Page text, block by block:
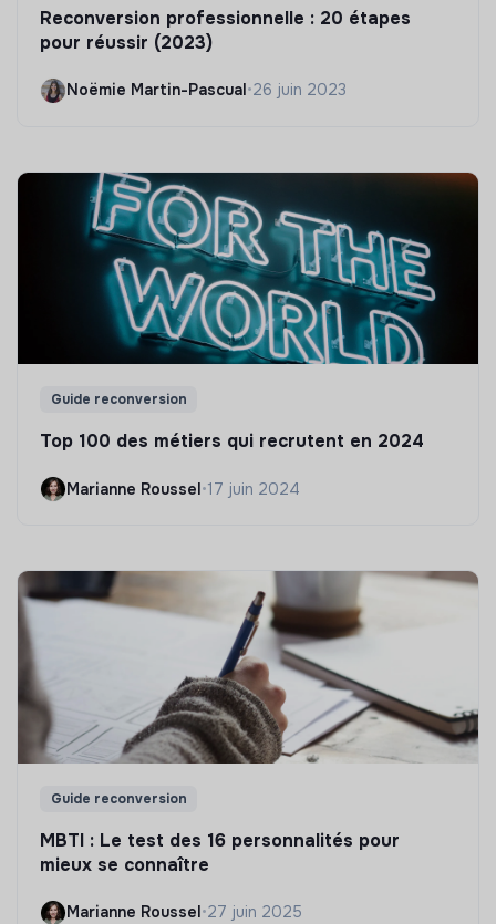
Reconversion professionnelle : 20 étapes
pour réussir (2023)
Noëmie Martin-Pascual•26 juin 2023
Guide reconversion
Top 100 des métiers qui recrutent en 2024
Marianne Roussel•17 juin 2024
Guide reconversion
MBTI : Le test des 16 personnalités pour
mieux se connaître
Marianne Roussel •27 juin 2025